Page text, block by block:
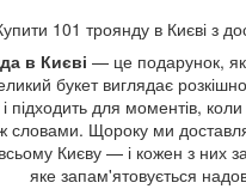
101 троянду в Києві з
в Києві — це подарунок,
букет виглядає
підходить для моментів,
словами. Щороку ми
всьому Києву — і кожен з них
яке запам'ятовується